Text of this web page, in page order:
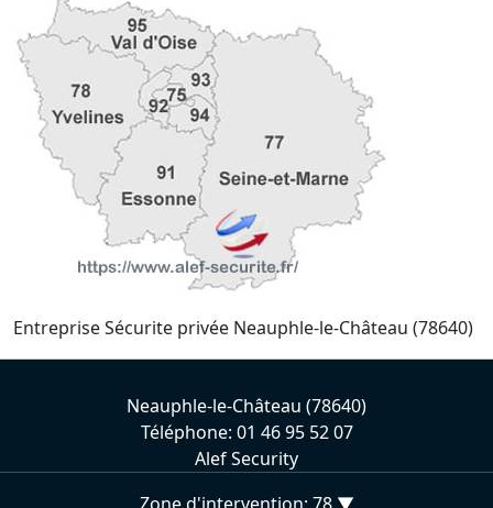
Entreprise Sécurite privée Neauphle-le-Château (78640)
Neauphle-le-Château (78640)
Téléphone: 01 46 95 52 07
Alef Security